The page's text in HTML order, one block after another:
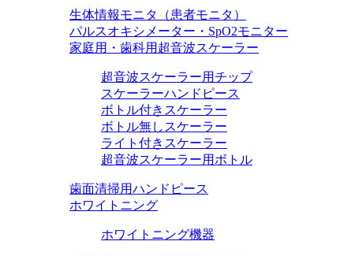
生体情報モニタ（患者モニタ）
パルスオキシメーター・SpO2モニター
家庭用・歯科用超音波スケーラー
超音波スケーラー用チップ
スケーラーハンドピース
ボトル付きスケーラー
ボトル無しスケーラー
ライト付きスケーラー
超音波スケーラー用ボトル
歯面清掃用ハンドピース
ホワイトニング
ホワイトニング機器